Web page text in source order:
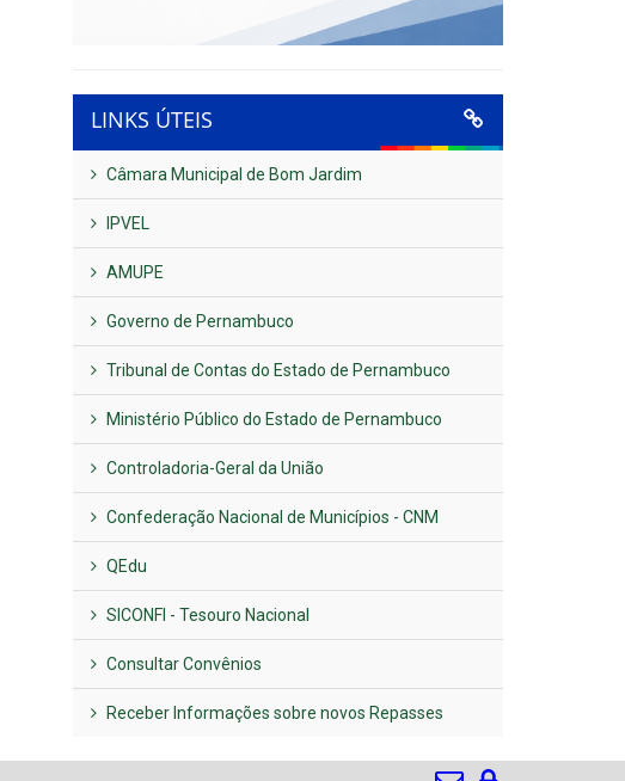
LINKS ÚTEIS
Câmara Municipal de Bom Jardim
IPVEL
AMUPE
Governo de Pernambuco
Tribunal de Contas do Estado de Pernambuco
Ministério Público do Estado de Pernambuco
Controladoria-Geral da União
Confederação Nacional de Municípios - CNM
QEdu
SICONFI - Tesouro Nacional
Consultar Convênios
Receber Informações sobre novos Repasses